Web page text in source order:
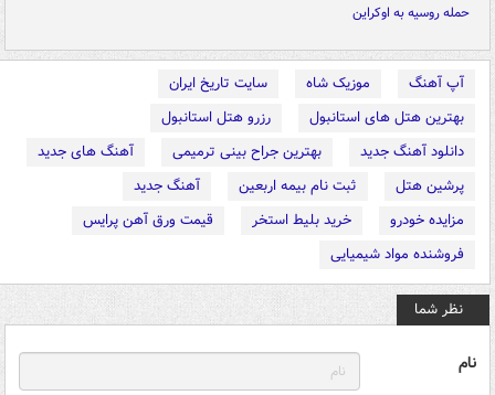
حمله روسیه به اوکراین
آپ آهنگ موزیک شاه
سایت تاریخ ایران
بهترین هتل های استانبول
رزرو هتل استانبول
دانلود آهنگ جدید
بهترین جراح بینی ترمیمی
آهنگ های جدید
پرشین هتل
ثبت نام بیمه اربعین
آهنگ جدید
مزایده خودرو
خرید بلیط استخر
قیمت ورق آهن پرایس
فروشنده مواد شیمیایی
نظر شما
نام